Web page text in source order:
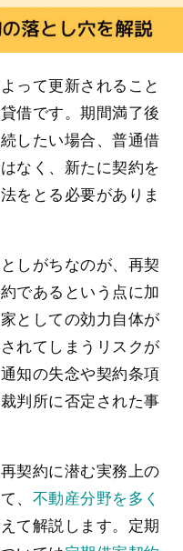
って更新されること
借です。期間満了後
したい場合、普通借
なく、新たに契約を
をとる必要がありま
しがちなのが、再契
であるという点に加
としての効力自体が
れてしまうリスクが
知の失念や契約条項
判所に否定された事
契約に潜む実務上の
、 不動産分野を多く
て解説します。定期